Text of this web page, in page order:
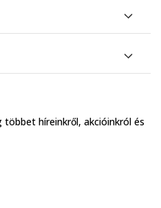
híreinkről, akcióinkról és